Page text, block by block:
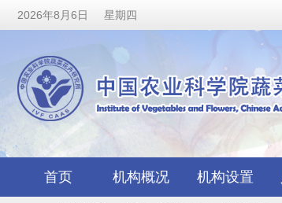
2026年8月6日 星期四
首页 机构概况 机构设置